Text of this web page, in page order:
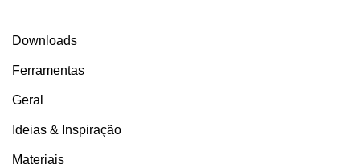
Downloads
Ferramentas
Geral
Ideias & Inspiração
Materiais